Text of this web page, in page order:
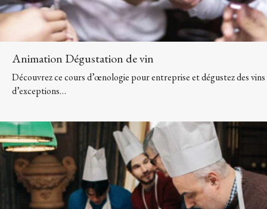
Animation Dégustation de vin
Découvrez ce cours d’œnologie pour entreprise et dégustez des vins
d’exceptions…